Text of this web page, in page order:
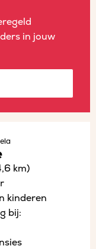
in jouw
km)
kinderen
bij: